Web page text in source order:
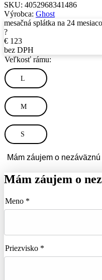
SKU: 4052968341486
Výrobca: Ghost
mesačná splátka na 24
?
€ 123
bez DPH
Veľkosť rámu:
L
M
S
Mám záujem o
Mám záujem o
Meno *
Priezvisko *